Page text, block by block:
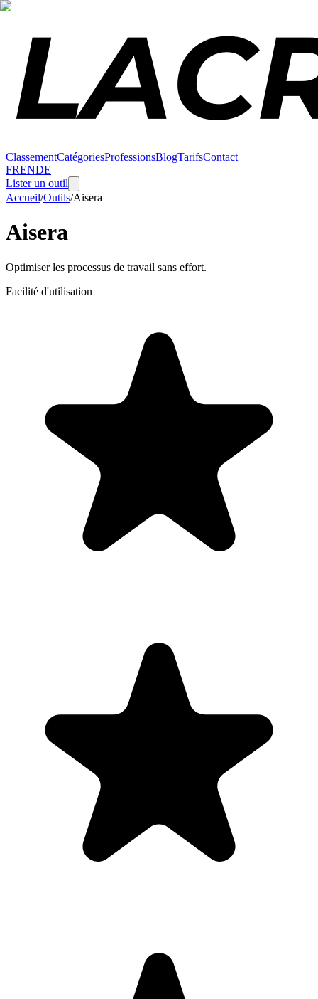
ClassementCatégoriesProfessionsBlogTarifsContact
FRENDE
Lister un outil
Accueil/Outils/Aisera
Aisera
Optimiser les processus de travail sans effort.
Facilité d'utilisation